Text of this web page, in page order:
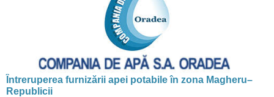
Întreruperea furnizării apei potabile în zona Magheru–
Republicii